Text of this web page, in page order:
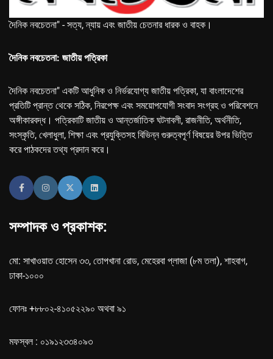
দৈনিক নবচেতনা" - সত্য, ন্যায় এবং জাতীয় চেতনার ধারক ও বাহক।
দৈনিক নবচেতনা: জাতীয় পত্রিকা
দৈনিক নবচেতনা" একটি আধুনিক ও নির্ভরযোগ্য জাতীয় পত্রিকা, যা বাংলাদেশের
প্রতিটি প্রান্ত থেকে সঠিক, নিরপেক্ষ এবং সময়োপযোগী সংবাদ সংগ্রহ ও পরিবেশনে
অঙ্গীকারবদ্ধ। পত্রিকাটি জাতীয় ও আন্তর্জাতিক ঘটনাবলী, রাজনীতি, অর্থনীতি,
সংস্কৃতি, খেলাধুলা, শিক্ষা এবং প্রযুক্তিসহ বিভিন্ন গুরুত্বপূর্ণ বিষয়ের উপর ভিত্তি
করে পাঠকদের তথ্য প্রদান করে।
সম্পাদক ও প্রকাশক:
মো: সাখাওয়াত হোসেন ৩৩, তোপখানা রোড, মেহেরবা প্লাজা (৮ম তলা), শাহবাগ,
ঢাকা-১০০০
ফোনঃ +৮৮০২-৪১০৫২২৯০ অথবা ৯১
মফস্বল : ০১৯১২৩৩৪০৯৩